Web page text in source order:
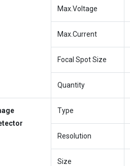
Max.Voltage
Max.Current
Focal Spot Size
Quantity
Type
Resolution
Size